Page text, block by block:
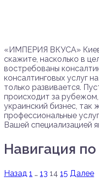
«ИМПЕРИЯ ВКУСА»
скажите, насколько в
востребованы
консалтинговых услуг
только развивается.
происходит за
украинский бизнес, так
профессиональные
Вашей специализацией
Навигация
Назад 1 … 13 14 15 Далее